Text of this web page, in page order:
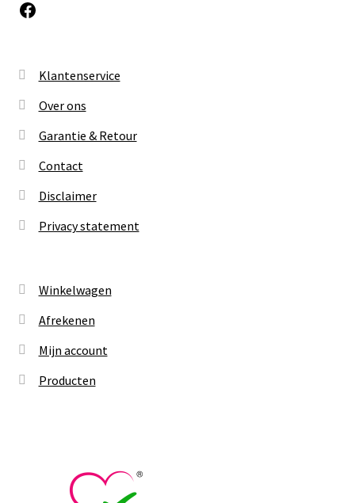
Facebook
Klantenservice
Over ons
Garantie & Retour
Contact
Disclaimer
Privacy statement
Winkelwagen
Afrekenen
Mijn account
Producten